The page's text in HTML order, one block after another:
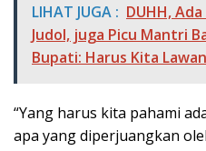
LIHAT JUGA : DUHH,
Judol, juga Picu Mantri
Bupati: Harus Kita
“Yang harus kita pahami
apa yang diperjuangkan